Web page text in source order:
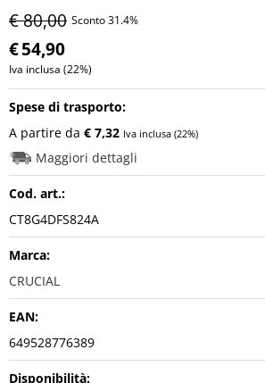
€ 80,00 Sconto 31.4%
€54,90
Iva inclusa (22%)
Spese di trasporto:
A partire da € 7,32 Iva inclusa (22%)
Maggiori dettagli
Cod. art.:
CT8G4DFS824A
Marca:
CRUCIAL
EAN:
649528776389
Disponibilità: